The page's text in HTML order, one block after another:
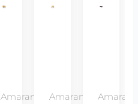
Amaranto
Amaranto